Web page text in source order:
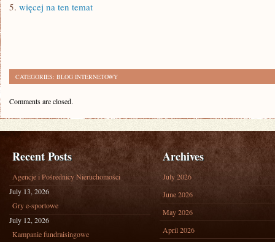
5. więcej na ten temat
CATEGORIES: BLOG INTERNETOWY
Comments are closed.
Recent Posts
Agencje i Pośrednicy Nieruchomości
July 13, 2026
Gry e-sportowe
July 12, 2026
Kampanie fundraisingowe
Archives
July 2026
June 2026
May 2026
April 2026